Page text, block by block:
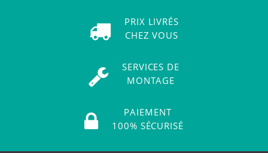
PRIX LIVRÉS
CHEZ VOUS
SERVICES DE
MONTAGE
PAIEMENT
100% SÉCURISÉ